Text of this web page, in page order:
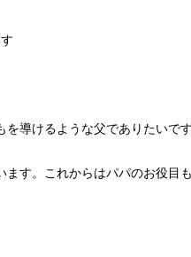
を導けるような父でありたいです
す。これからはパパのお役目